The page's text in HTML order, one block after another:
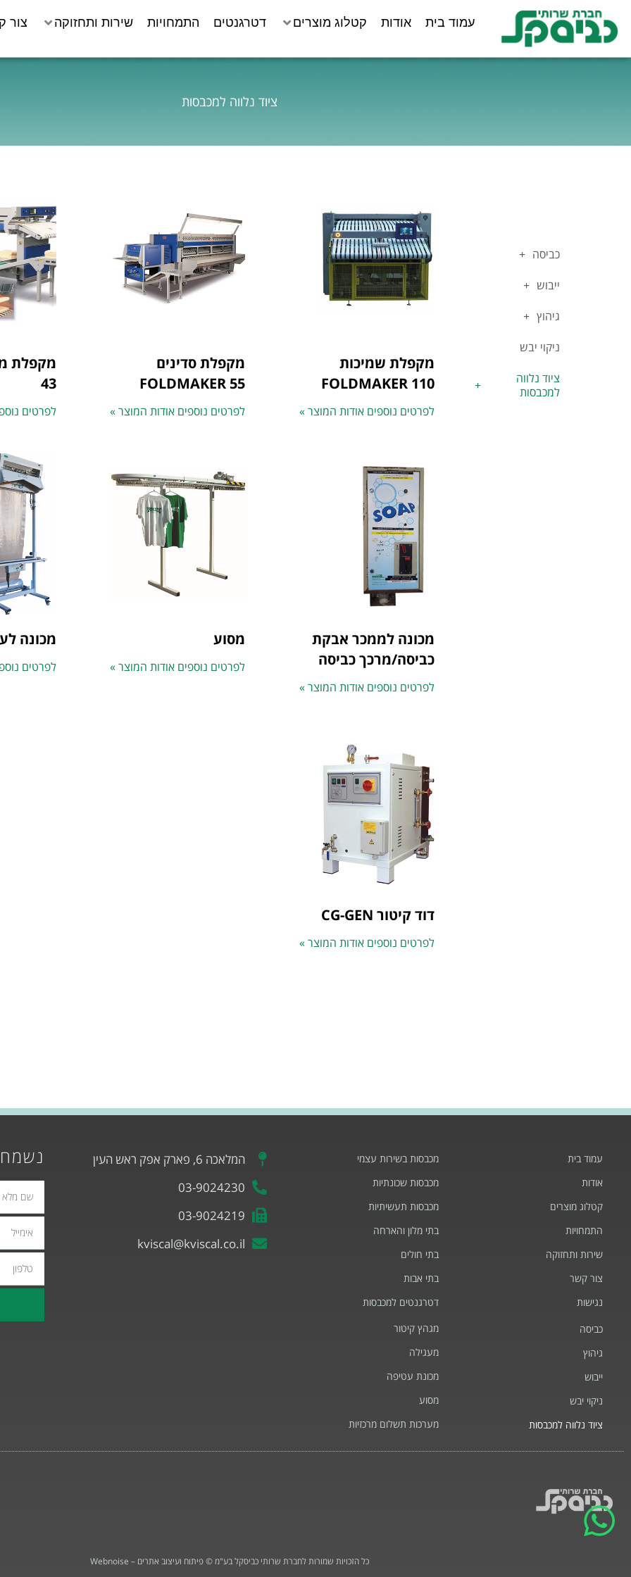
לתוכן
עמוד בית אודות קטלוג מוצרים דטרגנטים התמחויות שירות ותחזוקה צור
ציוד נלווה למכבסות
כביסה
ייבוש
גיהוץ
ניקוי יבש
ציוד נלווה
למכבסות
מקפלת שמיכות
FOLDMAKER 110
לפרטים נוספים אודות המוצר »
מקפלת סדינים
FOLDMAKER 55
לפרטים נוספים אודות המוצר »
43
לפרטים
מכונה לממכר אבקת
כביסה/מרכך כביסה
לפרטים נוספים אודות המוצר »
מסוע
לפרטים נוספים אודות המוצר »
מכונה
לפרטים
דוד קיטור CG-GEN
לפרטים נוספים אודות המוצר »
עמוד בית
אודות
קטלוג מוצרים
התמחויות
שירות ותחזוקה
צור קשר
נגישות
כביסה
גיהוץ
ייבוש
ניקוי יבש
ציוד נלווה למכבסות
מכבסות בשירות עצמי
מכבסות שכונתיות
מכבסות תעשיתיות
בתי מלון והארחה
בתי חולים
בתי אבות
דטרגנטים למכבסות
מגהץ קיטור
מעגילה
מכונת עטיפה
מסוע
מערכות תשלום מרכזיות
המלאכה 6, פארק אפק ראש העין
03-9024230
03-9024219
kviscal@kviscal.co.il
כל הזכויות שמורות לחברת שרותי כביסקל בע"מ © פיתוח ועיצוב אתרים – Webnoise